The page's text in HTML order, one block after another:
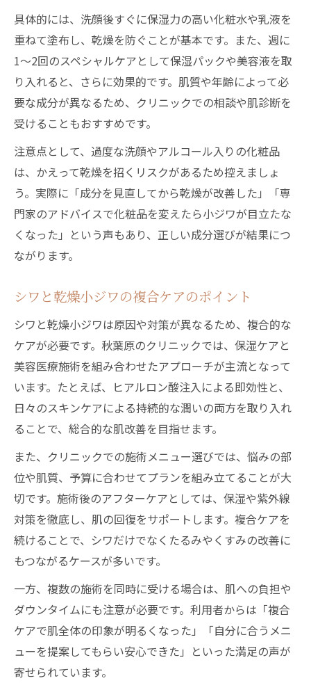
具体的には、洗顔後すぐに保湿力の高い化粧水や乳液を
重ねて塗布し、乾燥を防ぐことが基本です。また、週に
1〜2回のスペシャルケアとして保湿パックや美容液を取
り入れると、さらに効果的です。肌質や年齢によって必
要な成分が異なるため、クリニックでの相談や肌診断を
受けることもおすすめです。
注意点として、過度な洗顔やアルコール入りの化粧品
は、かえって乾燥を招くリスクがあるため控えましょ
う。実際に「成分を見直してから乾燥が改善した」「専
門家のアドバイスで化粧品を変えたら小ジワが目立たな
くなった」という声もあり、正しい成分選びが結果につ
ながります。
シワと乾燥小ジワの複合ケアのポイント
シワと乾燥小ジワは原因や対策が異なるため、複合的な
ケアが必要です。秋葉原のクリニックでは、保湿ケアと
美容医療施術を組み合わせたアプローチが主流となって
います。たとえば、ヒアルロン酸注入による即効性と、
日々のスキンケアによる持続的な潤いの両方を取り入れ
ることで、総合的な肌改善を目指せます。
また、クリニックでの施術メニュー選びでは、悩みの部
位や肌質、予算に合わせてプランを組み立てることが大
切です。施術後のアフターケアとしては、保湿や紫外線
対策を徹底し、肌の回復をサポートします。複合ケアを
続けることで、シワだけでなくたるみやくすみの改善に
もつながるケースが多いです。
一方、複数の施術を同時に受ける場合は、肌への負担や
ダウンタイムにも注意が必要です。利用者からは「複合
ケアで肌全体の印象が明るくなった」「自分に合うメニ
ューを提案してもらい安心できた」といった満足の声が
寄せられています。